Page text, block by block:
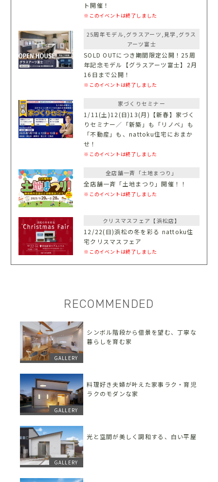
ト開催！
※このイベントは終了しました
25周年モデル,グラスアーツ,見学,グラス
アーツ富士
SOLD OUTにつき期間限定公開！25周
年記念モデル【グラスアーツ富士】2月
16日まで公開！
※このイベントは終了しました
家づくりセミナー
1/11(土)12(日)13(月)【新春】家づく
りセミナー／「新築」も「リノベ」も
「不動産」も、nattoku住宅におまか
せ！
※このイベントは終了しました
全店舗一斉「土地まつり」
全店舗一斉「土地まつり」開催！！
※このイベントは終了しました
クリスマスフェア【浜松店】
12/22(日)浜松の冬を彩る nattoku住
宅クリスマスフェア
※このイベントは終了しました
RECOMMENDED
GALLERY
シンボル階段から借景を望む、丁寧な
暮らしを育む家
GALLERY
料理好き夫婦が叶えた家事ラク・育児
ラクのモダンな家
GALLERY
光と空間が美しく調和する、白い平屋